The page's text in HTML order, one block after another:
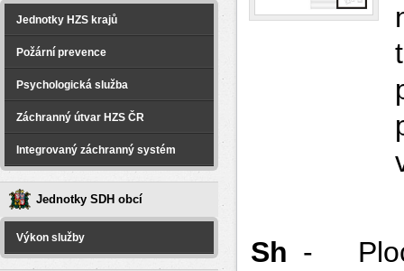
Jednotky HZS krajů
Požární prevence
Psychologická služba
Záchranný útvar HZS ČR
Integrovaný záchranný systém
Jednotky SDH obcí
Výkon služby Sh -